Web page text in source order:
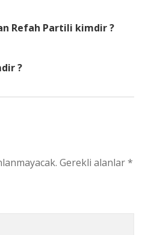
Refah Partili kimdir ?
?
Gerekli alanlar*